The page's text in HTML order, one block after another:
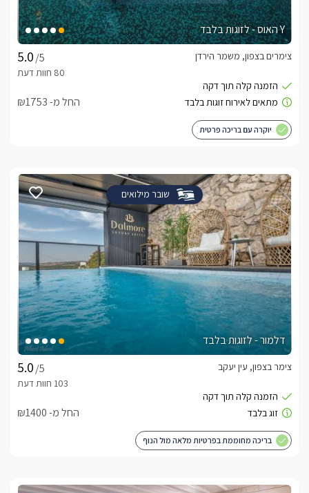
Y האוס - לזוגות בלבד
/5
צימרים בצפון, משמר הירדן
החל מ- ₪1753
יוקרה עם בריכה פרטית
שובר מילואים
דלמור - לזוגות בלבד
/5
צימר בצפון, עין יעקב
החל מ- ₪1400
בריכה מחוממת בפרטיות מלאה מול הנוף